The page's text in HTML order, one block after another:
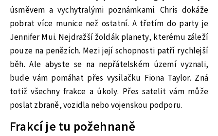
úsměvem a vychytralými poznámkami. Chris dokáže
pobrat více munice než ostatní. A třetím do party je
Jennifer Mui. Nejdražší žoldák planety, kterému záleží
pouze na penězích. Mezi její schopnosti patří rychlejší
běh. Ale abyste se na nepřátelském území vyznali,
bude vám pomáhat přes vysílačku Fiona Taylor. Zná
totiž všechny frakce a úkoly. Přes satelit vám může
poslat zbraně, vozidla nebo vojenskou podporu.
Frakcí je tu požehnaně